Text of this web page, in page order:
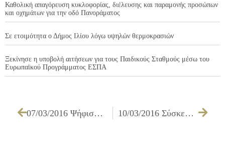
Καθολική απαγόρευση κυκλοφορίας, διέλευσης και παραμονής προσώπων
και οχημάτων για την οδό Πανοράματος
Σε ετοιμότητα ο Δήμος Ιλίου λόγω υψηλών θερμοκρασιών
Ξεκίνησε η υποβολή αιτήσεων για τους Παιδικούς Σταθμούς μέσω του
Ευρωπαϊκού Προγράμματος ΕΣΠΑ
07/03/2016 Ψήφισμα Δημοτικού Συμβουλίου Ιλίου σχετικά με την καθιέρωση “Παγκόσμιας Ημέρας Ελληνικής Γλώσσας και Παιδείας” 10/03/2016 Σύσκεψη για τα έργα Αντιπλημμυρικής Προστασίας Π.Ε. Δυτικού Τομέα Αθηνών στο Δήμο Ιλίου